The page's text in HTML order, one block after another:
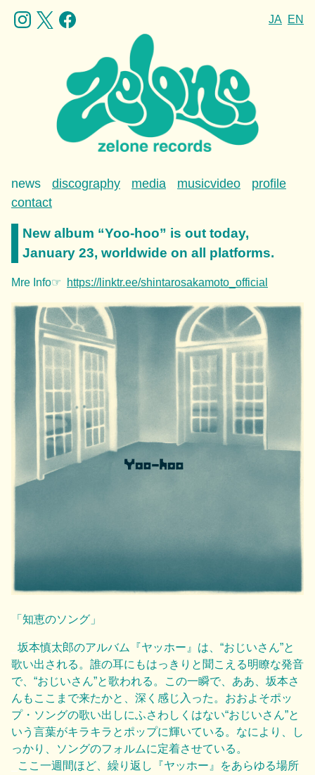
JA EN
news discography media musicvideo
profile
contact
New album “Yoo-hoo” is out today,
January 23, worldwide on all platforms.
Mre Info☞ https://linktr.ee/shintarosakamoto_official
「知恵のソング」
坂本慎太郎のアルバム『ヤッホー』は、“おじいさん”と
歌い出される。誰の耳にもはっきりと聞こえる明瞭な発音
で、“おじいさん”と歌われる。この一瞬で、ああ、坂本さ
んもここまで来たかと、深く感じ入った。おおよそポッ
プ・ソングの歌い出しにふさわしくはない“おじいさん”と
いう言葉がキラキラとポップに輝いている。なにより、し
っかり、ソングのフォルムに定着させている。
ここ一週間ほど、繰り返し『ヤッホー』をあらゆる場所